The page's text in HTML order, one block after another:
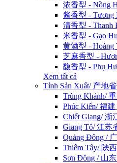
浓香型 - Nồng
酱香型 - Tương
清香型 - Thanh
米香型 - Gạo
黄酒型 - Hoàng
芝麻香型 -
馥香型 - Phụ
Xem tất cả
Tỉnh Sản Xuất/ 产地
Trùng Khánh/
Phúc Kiến/ 福
Chiết Giang/ 浙
Giang Tô/ 江苏
Quảng Đông /
Thiểm Tây/ 陝
Sơn Đông / 山